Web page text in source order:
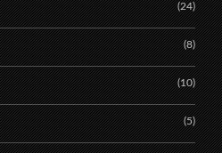
(24)
(8)
(10)
(5)